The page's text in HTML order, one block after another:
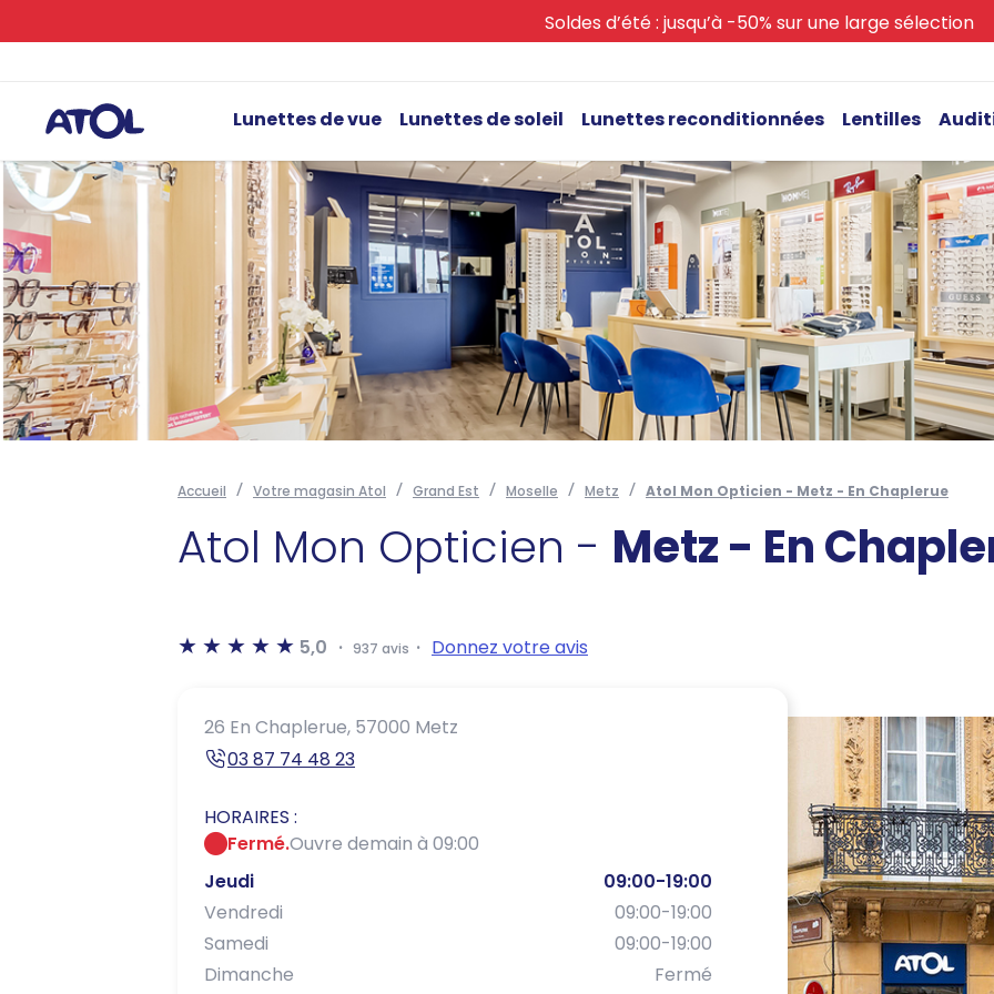
Soldes d’été : jusqu’à -50% sur une large sélection
Lunettes de vue Lunettes de soleil Lunettes reconditionnées Lentilles
Accueil Votre magasin Atol Grand Est Moselle Metz Atol Mon Opticien - Metz - En Chaplerue
Atol Mon Opticien - Metz - En
5,0 937 avis Donnez votre avis
26 En Chaplerue, 57000 Metz
03 87 74 48 23
HORAIRES :
Fermé.Ouvre demain à 09:00
Jeudi
09:00-19:00
Vendredi
09:00-19:00
Samedi
09:00-19:00
Dimanche
Fermé